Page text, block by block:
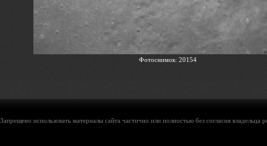
Фотоснимок: 20154
Запрещено использовать материалы сайта частично или полностью без согласия